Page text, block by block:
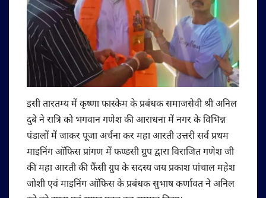
इसी तारतम्य में कृष्णा फास्केम के प्रबंधक समाजसेवी श्री अनिल
दुबे ने रात्रि को भगवान गणेश की आराधना में नगर के विभिन्न
पंडालों में जाकर पूजा अर्चना कर महा आरती उत्तरी सर्व प्रथम
माइनिंग ऑफिस प्रांगण में फण्डसी ग्रुप द्वारा विराजित गणेश जी
की महा आरती की फैंसी ग्रुप के सदस्य जय प्रकाश पांचाल महेश
जोशी एवं माइनिंग ऑफिस के प्रबंधक सुभाष कर्णावत ने अनिल